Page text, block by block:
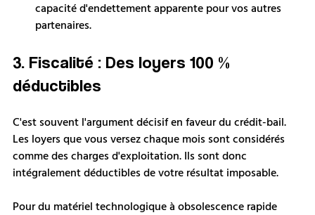
capacité d'endettement apparente pour vos autres
partenaires.
3. Fiscalité : Des loyers 100 %
déductibles
C'est souvent l'argument décisif en faveur du crédit-bail.
Les loyers que vous versez chaque mois sont considérés
comme des charges d'exploitation. Ils sont donc
intégralement déductibles de votre résultat imposable.
Pour du matériel technologique à obsolescence rapide